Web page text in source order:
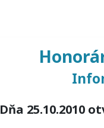
Dňa 25.10.2010